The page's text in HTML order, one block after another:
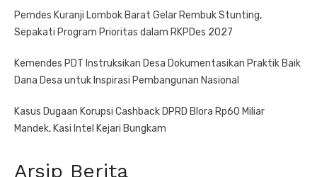
Pemdes Kuranji Lombok Barat Gelar Rembuk Stunting,
Sepakati Program Prioritas dalam RKPDes 2027
Kemendes PDT Instruksikan Desa Dokumentasikan Praktik Baik
Dana Desa untuk Inspirasi Pembangunan Nasional
Kasus Dugaan Korupsi Cashback DPRD Blora Rp60 Miliar
Mandek, Kasi Intel Kejari Bungkam
Arsip Berita